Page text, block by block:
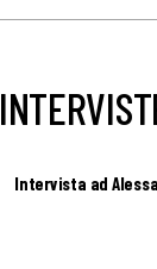
Intervista ad